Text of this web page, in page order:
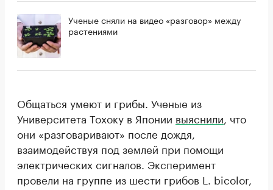
Ученые сняли на видео «разговор» между
растениями
Общаться умеют и грибы. Ученые из
Университета Тохоку в Японии выяснили , что
они «разговаривают» после дождя,
взаимодействуя под землей при помощи
электрических сигналов. Эксперимент
провели на группе из шести грибов L. bicolor,